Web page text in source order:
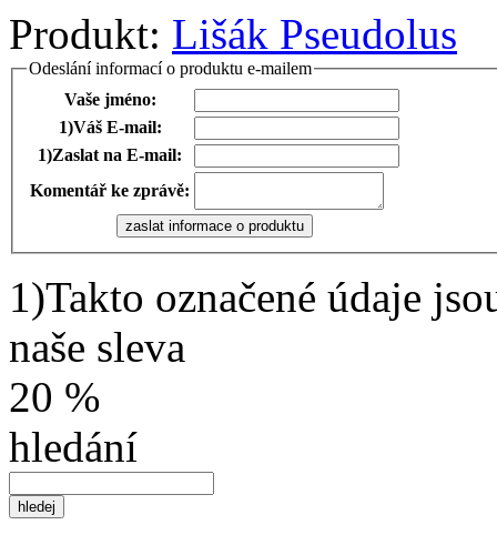
Produkt: Lišák Pseudolus
Odeslání informací o produktu e-mailem
Vaše jméno:
1)Váš E-mail:
1)Zaslat na E-mail:
Komentář ke zprávě:
1)Takto označené údaje
naše sleva
20 %
hledání